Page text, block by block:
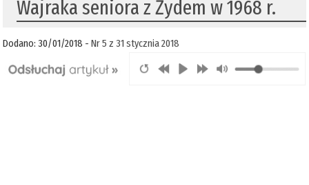
Wajraka seniora z Żydem w 1968 r.
Dodano: 30/01/2018 -Nr 5 z 31 stycznia 2018